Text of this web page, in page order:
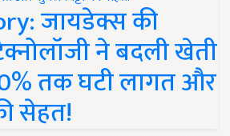
जायडेक्स की
ने बदली खेती
तक घटी लागत और
सेहत!